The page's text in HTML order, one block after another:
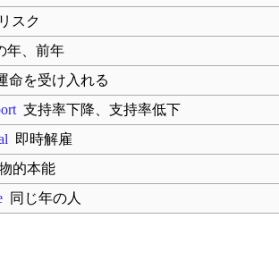
スク
、前年
命を受け入れる
支持率下降、支持率低下
即時解雇
的本能
同じ年の人